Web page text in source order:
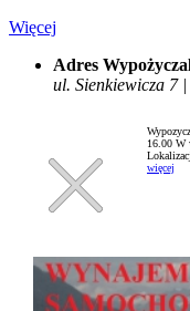
Więcej
Adres
ul. Sienkiewicza 7
16.00 W
więcej